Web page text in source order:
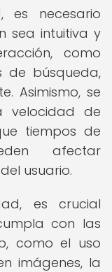
es necesario
sea intuitiva y
como
de búsqueda,
Asimismo, se
velocidad de
tiempos de
afectar
usuario.
es crucial
con las
como el uso
imágenes, la